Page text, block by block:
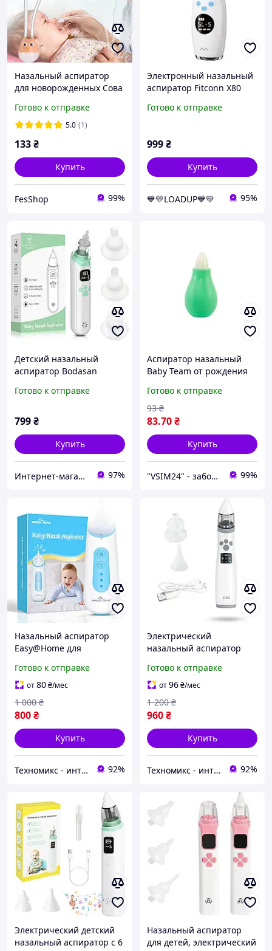
Назальный аспиратор
для новорожденных Сова
Готово к отправке
5.0 (1)
133₴
Купить
FesShop 99%
Электронный назальный
аспиратор Fitconn X80
C, дисплей)
Готово к отправке
999₴
Купить
💙💛LOADUP💙💛 95%
Детский назальный
аспиратор Bodasan
назальный на
мелодиями (BQ03)
Готово к отправке
799₴
Купить
Интернет-магазин "4buy" 97%
Аспиратор назальный
Baby Team от рождения
Готово к отправке
83.70₴
93 ₴
Купить
"VSIM24" - забота о близких в каждом доме! 99%
Назальный аспиратор
Easy@Home для
USB-зарядкой и
силиконовыми насадками
Готово к отправке
от80₴/мес
800₴
1 000 ₴
Купить
Техномикс - интернет - магазин качественной техники, электроники и других товаров для дома и работы 92%
Электрический
назальный аспиратор
силиконовых
наконечника, 3
регулируемых уровня
всасывания, USB C
Готово к отправке
от96₴/мес
960₴
1 200 ₴
Купить
Техномикс - интернет - магазин качественной техники, электроники и других товаров для дома и работы 92%
Электрический детский
назальный аспиратор с 6
Назальный аспиратор
для детей, электрический